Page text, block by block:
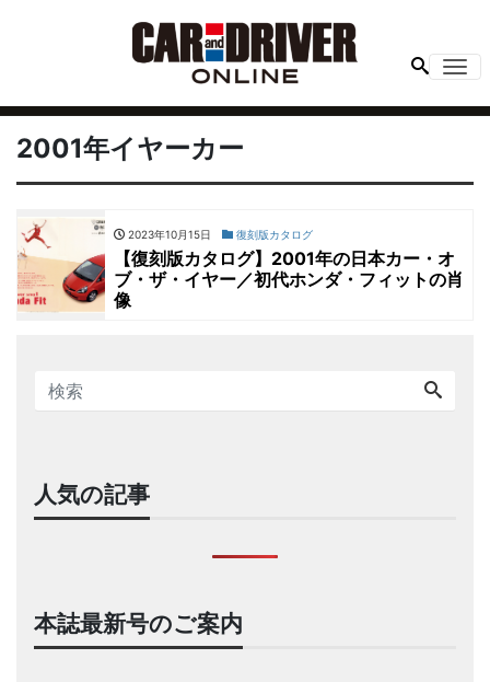
2001年イヤーカー
2023年10月15日 復刻版カタログ
【復刻版カタログ】2001年の日本カー・オ
ブ・ザ・イヤー／初代ホンダ・フィットの肖
像
人気の記事
本誌最新号のご案内